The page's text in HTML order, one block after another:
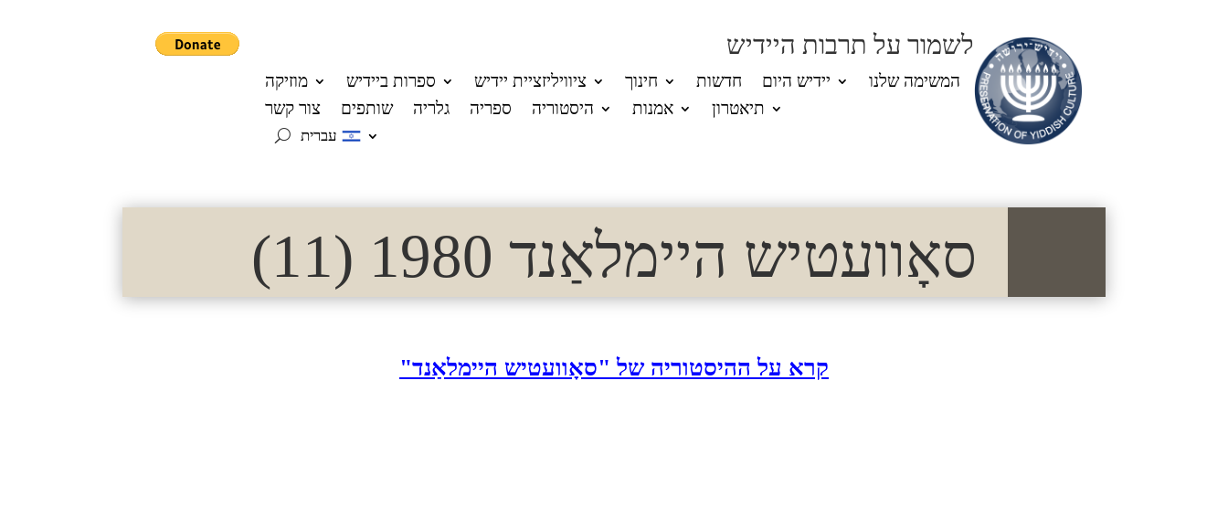
לשמור על תרבות היידיש
המשימה שלנו יידיש היום חדשות חינוך ציוויליזציית יידיש ספרות ביידיש
מוזיקה
תיאטרון
אמנות היסטוריה ספריה גלריה שותפים צור קשר
עברית
סאָוועטיש היימלאַנד 1980 (11)
קרא על ההיסטוריה של "סאָוועטיש היימלאַנד"